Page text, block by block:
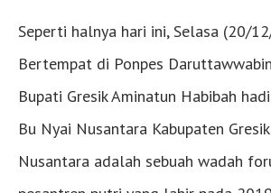
Seperti halnya hari ini, Selasa (20/
Bertempat di Ponpes
Bupati Gresik Aminatun Habibah
Bu Nyai Nusantara Kabupaten
Nusantara adalah sebuah wadah